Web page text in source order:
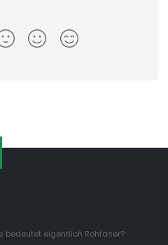
bedeutet eigentlich Rohfaser?